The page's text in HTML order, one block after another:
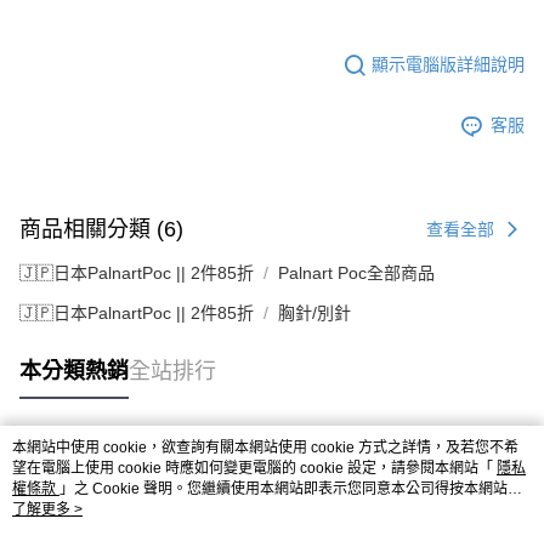
顯示電腦版詳細說明
客服
商品相關分類 (6) 查看全部
🇯🇵日本PalnartPoc || 2件85折 Palnart Poc全部商品
🇯🇵日本PalnartPoc || 2件85折 胸針/別針
本分類熱銷全站排行
熱門標籤
本網站中使用 cookie，欲查詢有關本網站使用 cookie 方式之詳情，及若您不希
望在電腦上使用 cookie 時應如何變更電腦的 cookie 設定，請參閱本網站「 隱私
權條款 」之 Cookie 聲明。您繼續使用本網站即表示您同意本公司得按本網站使
用條款之 Cookie 聲明使用 cookie。
了解更多 >